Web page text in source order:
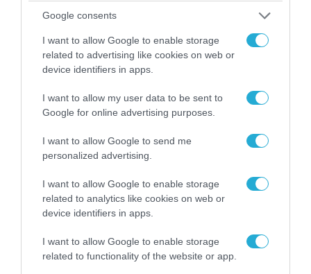
Google consents
I want to allow Google to enable storage
related to advertising like cookies on web or
device identifiers in apps.
I want to allow my user data to be sent to
Google for online advertising purposes.
I want to allow Google to send me
personalized advertising.
I want to allow Google to enable storage
related to analytics like cookies on web or
device identifiers in apps.
I want to allow Google to enable storage
related to functionality of the website or app.
04.08.2026 | 13:02
Η ανακοίνωση του Πανελλήνιου Σωματείου
Πυροσβεστών για την δημοσιογράφο του OPEN
που γέλασε στη φωτιά